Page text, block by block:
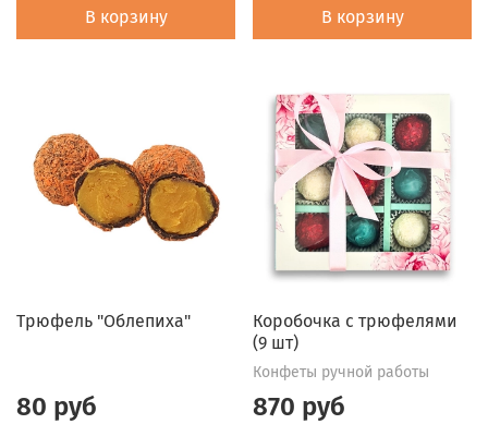
В корзину В корзину
Трюфель "Облепиха"
80 руб
Коробочка с трюфелями
(9 шт)
Конфеты ручной работы
870 руб